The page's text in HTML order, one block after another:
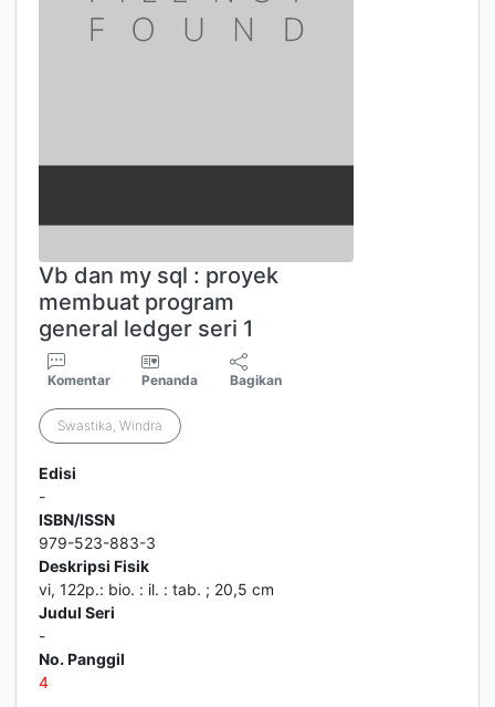
Vb dan my sql : proyek
membuat program
general ledger seri 1
Komentar Penanda Bagikan
Swastika, Windra
Edisi
-
ISBN/ISSN
979-523-883-3
Deskripsi Fisik
vi, 122p.: bio. : il. : tab. ; 20,5 cm
Judul Seri
-
No. Panggil
4